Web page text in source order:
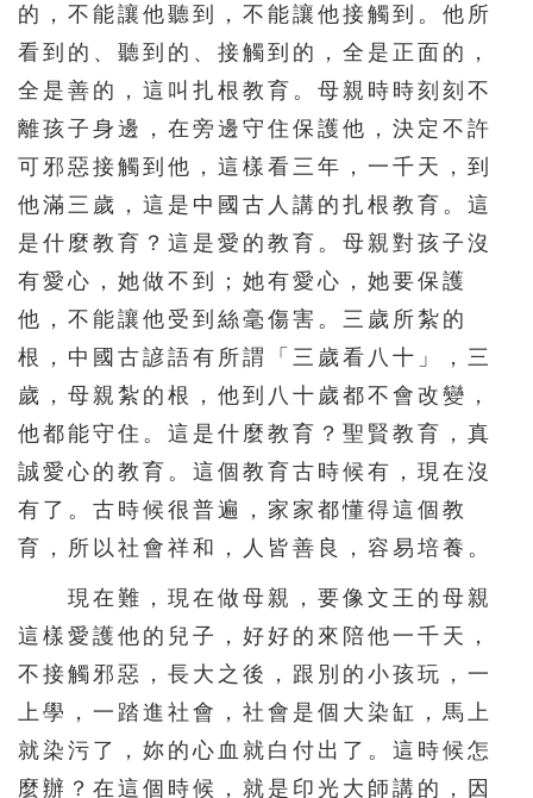
的，不能讓他聽到，不能讓他接觸到。他所
看到的、聽到的、接觸到的，全是正面的，
全是善的，這叫扎根教育。母親時時刻刻不
離孩子身邊，在旁邊守住保護他，決定不許
可邪惡接觸到他，這樣看三年，一千天，到
他滿三歲，這是中國古人講的扎根教育。這
是什麼教育？這是愛的教育。母親對孩子沒
有愛心，她做不到；她有愛心，她要保護
他，不能讓他受到絲毫傷害。三歲所紮的
根，中國古諺語有所謂「三歲看八十」，三
歲，母親紮的根，他到八十歲都不會改變，
他都能守住。這是什麼教育？聖賢教育，真
誠愛心的教育。這個教育古時候有，現在沒
有了。古時候很普遍，家家都懂得這個教
育，所以社會祥和，人皆善良，容易培養。
現在難，現在做母親，要像文王的母親
這樣愛護他的兒子，好好的來陪他一千天，
不接觸邪惡，長大之後，跟別的小孩玩，一
上學，一踏進社會，社會是個大染缸，馬上
就染污了，妳的心血就白付出了。這時候怎
麼辦？在這個時候，就是印光大師講的，因